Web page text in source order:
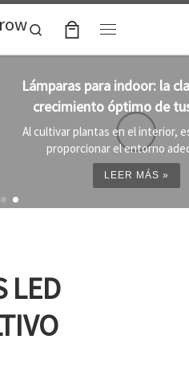
Search
la clave para un
de tus plantas
interior, es importante
adecuado ...
LED